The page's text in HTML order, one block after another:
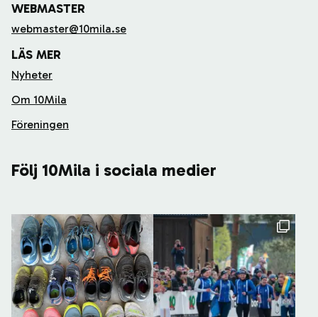
WEBMASTER
webmaster@10mila.se
LÄS MER
Nyheter
Om 10Mila
Föreningen
Följ 10Mila i sociala medier